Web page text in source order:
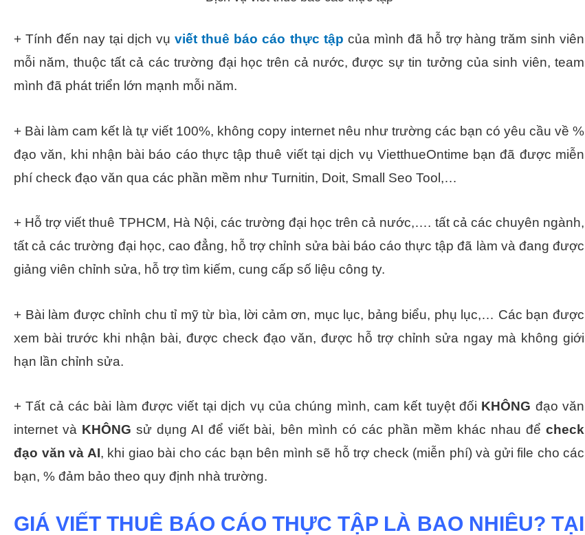
+ Tính đến nay tại dịch vụviết thuê báo cáo thực tập của mình đã hỗ trợ hàng trăm sinh viên
mỗi năm, thuộc tất cả các trường đại học trên cả nước, được sự tin tưởng của sinh viên, team
mình đã phát triển lớn mạnh mỗi năm.
+ Bài làm cam kết là tự viết 100%, không copy internet nêu như trường các bạn có yêu cầu về %
đạo văn, khi nhận bài báo cáo thực tập thuê viết tại dịch vụ VietthueOntime bạn đã được miễn
phí check đạo văn qua các phần mềm như Turnitin, Doit, Small Seo Tool,…
+ Hỗ trợ viết thuê TPHCM, Hà Nội, các trường đại học trên cả nước,…. tất cả các chuyên ngành,
tất cả các trường đại học, cao đẳng, hỗ trợ chỉnh sửa bài báo cáo thực tập đã làm và đang được
giảng viên chỉnh sửa, hỗ trợ tìm kiếm, cung cấp số liệu công ty.
+ Bài làm được chỉnh chu tỉ mỹ từ bìa, lời cảm ơn, mục lục, bảng biểu, phụ lục,… Các bạn được
xem bài trước khi nhận bài, được check đạo văn, được hỗ trợ chỉnh sửa ngay mà không giới
hạn lần chỉnh sửa.
+ Tất cả các bài làm được viết tại dịch vụ của chúng mình, cam kết tuyệt đối KHÔNG đạo văn
internet và KHÔNG sử dụng AI để viết bài, bên mình có các phần mềm khác nhau đểcheck
đạo văn và AI, khi giao bài cho các bạn bên mình sẽ hỗ trợ check (miễn phí) và gửi file cho các
bạn, % đảm bảo theo quy định nhà trường.
GIÁ VIẾT THUÊ BÁO CÁO THỰC TẬP LÀ BAO NHIÊU? TẠI